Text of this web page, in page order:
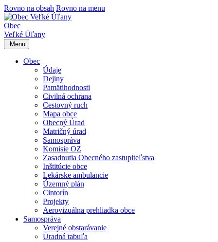
Rovno na obsah Rovno na menu
Obec
Veľké Úľany
Menu
Obec
Údaje
Dejiny
Pamätihodnosti
Civilná ochrana
Cestovný ruch
Mapa obce
Obecný Úrad
Matričný úrad
Samospráva
Komisie OZ
Zasadnutia Obecného zastupiteľstva
Inštitúcie obce
Lekárske ambulancie
Územný plán
Cintorín
Projekty
Aerovizuálna prehliadka obce
Samospráva
Verejné obstarávanie
Úradná tabuľa